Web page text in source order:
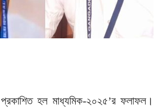
হল মাধ্যমিক-২০২৫’র ফলাফল।